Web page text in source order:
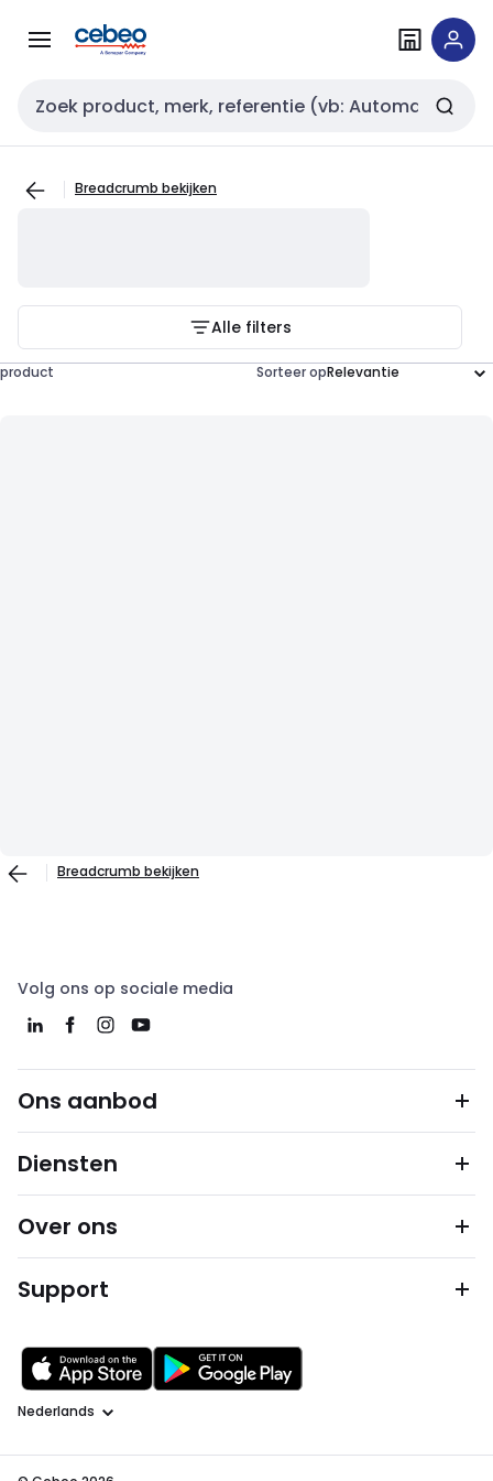
naar
naar
Zoekveld invoer
Breadcrumb bekijken
Alle filters
product Sorteer op
Breadcrumb bekijken
Volg ons op sociale media
Ons aanbod
Diensten
Over ons
Support
Taal